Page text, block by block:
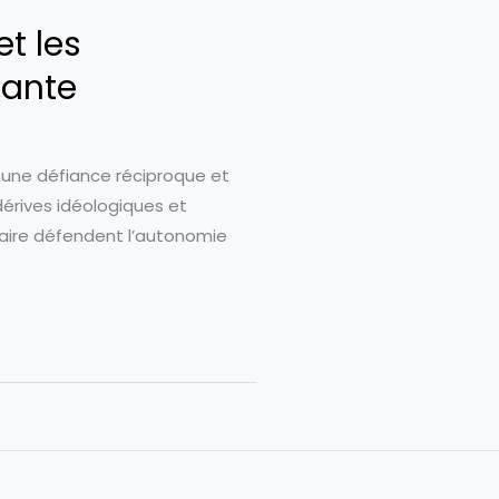
les
défiance réciproque et
idéologiques et
défendent l’autonomie